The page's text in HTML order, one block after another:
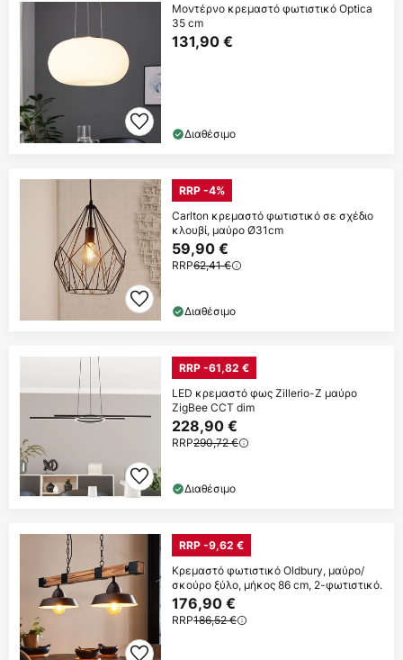
Μοντέρνο κρεμαστό φωτιστικό Optica
35 cm
131,90 €
Διαθέσιμο
RRP -4%
Carlton κρεμαστό φωτιστικό σε σχέδιο
κλουβί, μαύρο Ø31cm
59,90 €
RRP62,41 €
Διαθέσιμο
RRP -61,82 €
LED κρεμαστό φως Zillerio-Z μαύρο
ZigBee CCT dim
228,90 €
RRP290,72 €
Διαθέσιμο
RRP -9,62 €
Κρεμαστό φωτιστικό Oldbury, μαύρο/
σκούρο ξύλο, μήκος 86 cm, 2-φωτιστικό.
176,90 €
RRP186,52 €